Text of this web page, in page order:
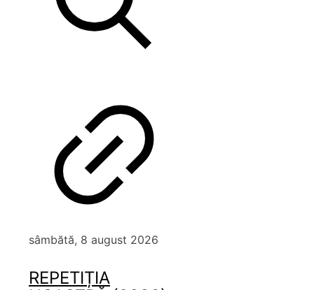
sâmbătă, 8 august 2026
REPETIȚIA